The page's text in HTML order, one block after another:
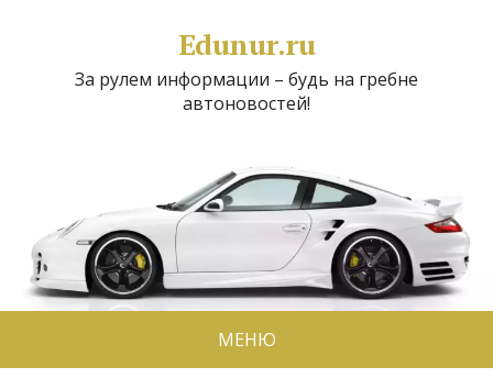
Edunur.ru
За рулем информации – будь на гребне
автоновостей!
МЕНЮ